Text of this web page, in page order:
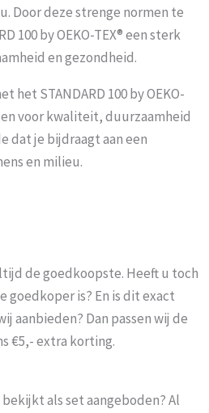
Door deze strenge normen te
100 by OEKO-TEX® een sterk
en gezondheid.
het STANDARD 100 by OEKO-
voor kwaliteit, duurzaamheid
dat je bijdraagt aan een
en milieu.
de goedkoopste. Heeft u toch
goedkoper is? En is dit exact
aanbieden? Dan passen wij de
€5,- extra korting.
als set aangeboden? Al